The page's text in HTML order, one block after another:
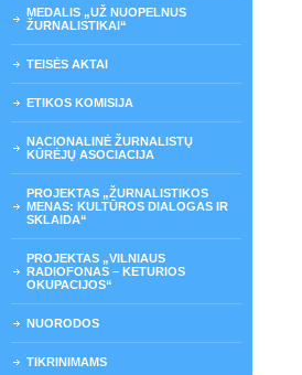
MEDALIS „UŽ NUOPELNUS
ŽURNALISTIKAI“
TEISĖS AKTAI
ETIKOS KOMISIJA
NACIONALINĖ ŽURNALISTŲ
KŪRĖJŲ ASOCIACIJA
PROJEKTAS „ŽURNALISTIKOS
MENAS: KULTŪROS DIALOGAS IR
SKLAIDA“
PROJEKTAS „VILNIAUS
RADIOFONAS – KETURIOS
OKUPACIJOS“
NUORODOS
TIKRINIMAMS